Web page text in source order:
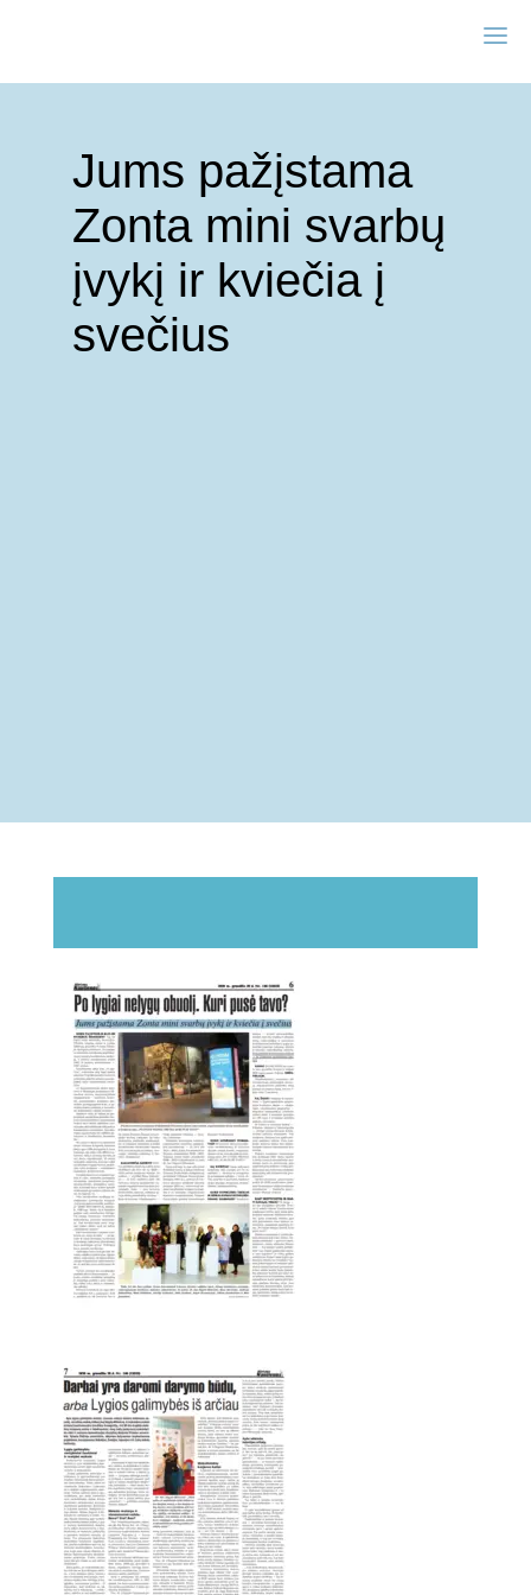
Jums pažįstama
Zonta mini svarbų
įvykį ir kviečia į
svečius